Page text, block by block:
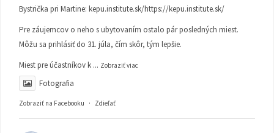
Bystrička pri Martine: kepu.institute.sk/https://kepu.institute.sk/
Pre záujemcov o neho s ubytovaním ostalo pár posledných miest.
Môžu sa prihlásiť do 31. júla, čím skôr, tým lepšie.
Miest pre účastníkov k ... Zobraziť viac
Fotografia
Zobraziť na Facebooku · Zdieľať